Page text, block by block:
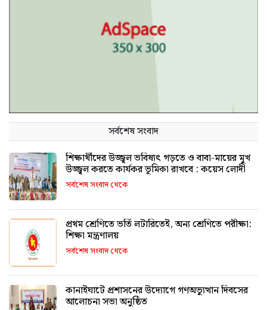
সর্বশেষ সংবাদ
শিক্ষার্থীদের উজ্জ্বল ভবিষ্যৎ গড়তে ও বাবা-মায়ের মুখ
উজ্জ্বল করতে কার্যকর ভূমিকা রাখবে : কয়েস লোদী
সর্বশেষ সংবাদ থেকে
প্রথম শ্রেণিতে ভর্তি লটারিতেই, অন্য শ্রেণিতে পরীক্ষা:
শিক্ষা মন্ত্রণালয়
সর্বশেষ সংবাদ থেকে
কানাইঘাটে প্রশাসনের উদ্যোগে গণঅভ্যুত্থান দিবসের
আলোচনা সভা অনুষ্ঠিত